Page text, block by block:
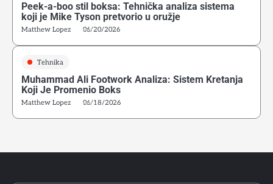
Peek-a-boo stil boksa: Tehnička analiza sistema
koji je Mike Tyson pretvorio u oružje
Matthew Lopez 06/20/2026
Tehnika
Muhammad Ali Footwork Analiza: Sistem Kretanja
Koji Je Promenio Boks
Matthew Lopez 06/18/2026
Kako početi boks u Srbiji: Vodič za odrasle početnike
Matthew Lopez
Greške početnika u ringu: Zašto tehnika iz treninga ne
funkcioniše u sparingu
Matthew Lopez
6